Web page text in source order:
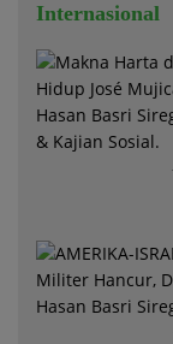
Internasional